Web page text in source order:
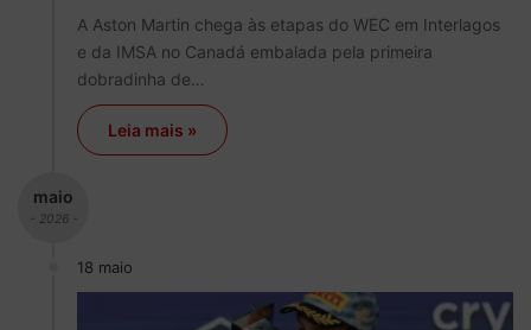
A Aston Martin chega às etapas do WEC em Interlagos
e da IMSA no Canadá embalada pela primeira
dobradinha de…
Leia mais »
maio
- 2026 -
18 maio